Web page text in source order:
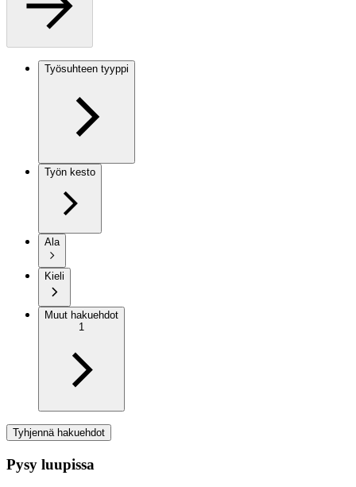
Työsuhteen tyyppi
Työn kesto
Ala
Kieli
Muut hakuehdot
1
Tyhjennä hakuehdot
Pysy luupissa